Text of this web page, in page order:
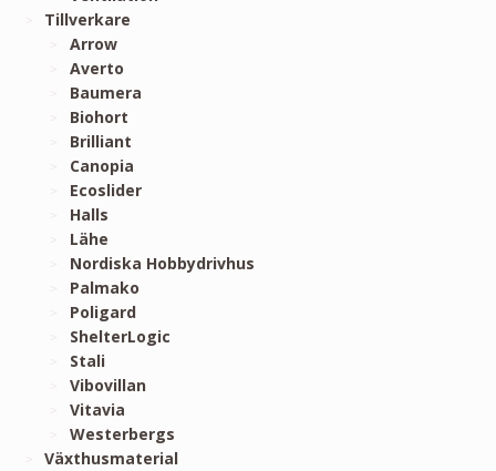
Tillverkare
Arrow
Averto
Baumera
Biohort
Brilliant
Canopia
Ecoslider
Halls
Lähe
Nordiska Hobbydrivhus
Palmako
Poligard
ShelterLogic
Stali
Vibovillan
Vitavia
Westerbergs
Växthusmaterial